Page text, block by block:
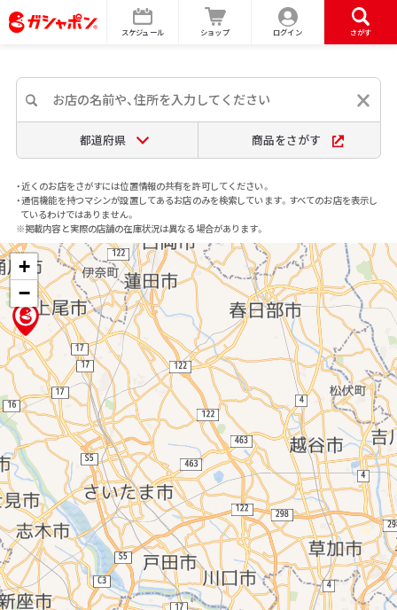
スケジュール ショップ ログイン さがす
都道府県 商品をさがす
・近くのお店をさがすには位置情報の共有を許可してください。
・通信機能を持つマシンが設置してあるお店のみを検索しています。すべてのお店を表示し
ているわけではありません。
※掲載内容と実際の店舗の在庫状況は異なる場合があります。
+
−